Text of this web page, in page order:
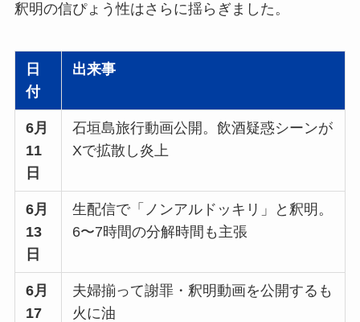
釈明の信ぴょう性はさらに揺らぎました。
日
付
出来事
6月
11
日
石垣島旅行動画公開。飲酒疑惑シーンが
Xで拡散し炎上
6月
13
日
生配信で「ノンアルドッキリ」と釈明。
6〜7時間の分解時間も主張
6月
17
夫婦揃って謝罪・釈明動画を公開するも
火に油